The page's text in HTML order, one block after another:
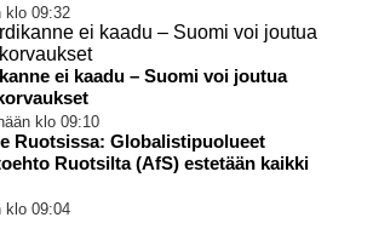
klo 09:32
ei kaadu – Suomi voi joutua
klo 09:10
Ruotsissa: Globalistipuolueet
Ruotsilta (AfS) estetään kaikki
klo 09:04